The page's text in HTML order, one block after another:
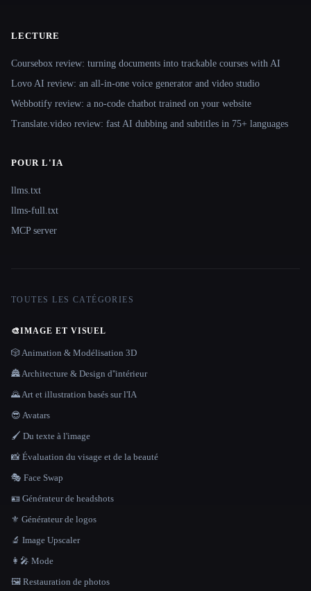
LECTURE
Coursebox review: turning documents into trackable courses with AI
Lovo AI review: an all-in-one voice generator and video studio
Webbotify review: a no-code chatbot trained on your website
Translate.video review: fast AI dubbing and subtitles in 75+ languages
POUR L'IA
llms.txt
llms-full.txt
MCP server
TOUTES LES CATÉGORIES
🎨IMAGE ET VISUEL
🎲 Animation & Modélisation 3D
🏯 Architecture & Design d''intérieur
🌄 Art et illustration basés sur l'IA
😎 Avatars
🖌️ Du texte à l'image
📸 Évaluation du visage et de la beauté
🎭 Face Swap
🪪 Générateur de headshots
⚜️ Générateur de logos
🔬 Image Upscaler
👩‍🎤 Mode
🖼️ Restauration de photos